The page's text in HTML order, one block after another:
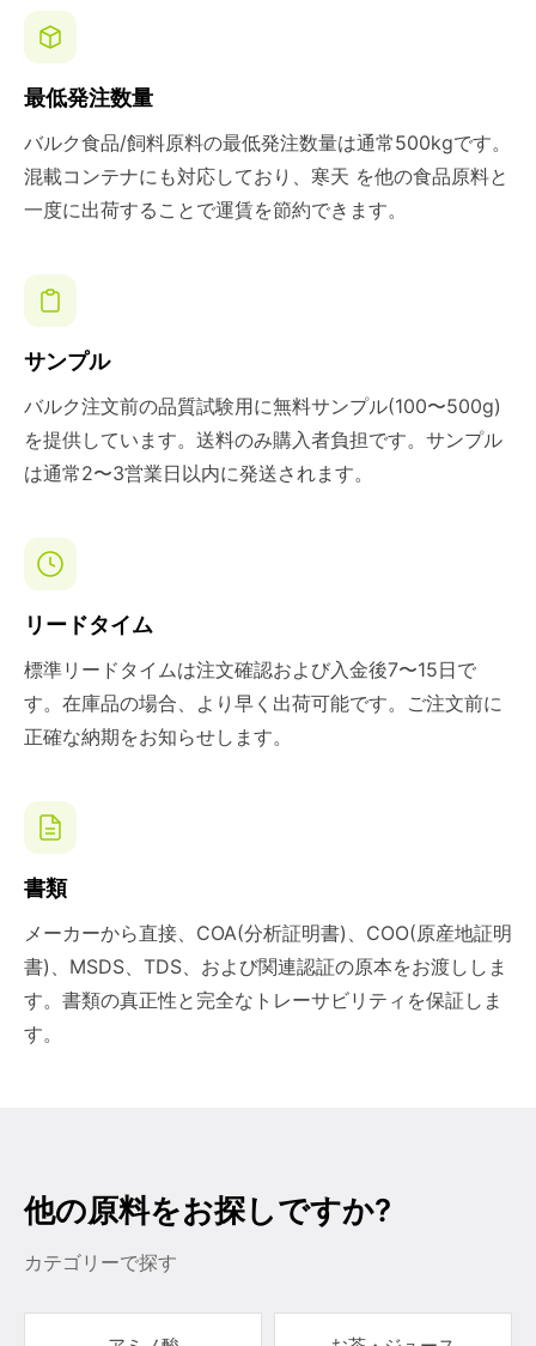
最低発注数量
バルク食品/飼料原料の最低発注数量は通常500kgです。
混載コンテナにも対応しており、寒天 を他の食品原料と
一度に出荷することで運賃を節約できます。
サンプル
バルク注文前の品質試験用に無料サンプル(100〜500g)
を提供しています。送料のみ購入者負担です。サンプル
は通常2〜3営業日以内に発送されます。
リードタイム
標準リードタイムは注文確認および入金後7〜15日で
す。在庫品の場合、より早く出荷可能です。ご注文前に
正確な納期をお知らせします。
書類
メーカーから直接、COA(分析証明書)、COO(原産地証明
書)、MSDS、TDS、および関連認証の原本をお渡ししま
す。書類の真正性と完全なトレーサビリティを保証しま
す。
他の原料をお探しですか?
カテゴリーで探す